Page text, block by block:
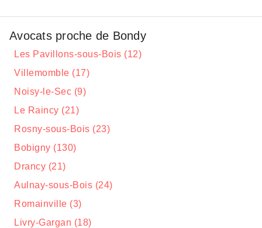
Avocats proche de Bondy
Les Pavillons-sous-Bois (12)
Villemomble (17)
Noisy-le-Sec (9)
Le Raincy (21)
Rosny-sous-Bois (23)
Bobigny (130)
Drancy (21)
Aulnay-sous-Bois (24)
Romainville (3)
Livry-Gargan (18)